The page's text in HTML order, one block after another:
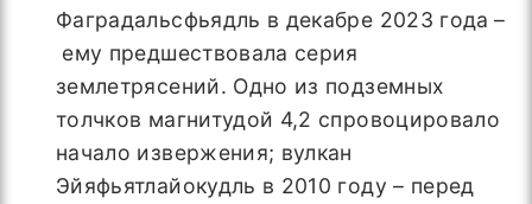
Фаградальсфьядль в декабре 2023 года –
ему предшествовала серия
землетрясений. Одно из подземных
толчков магнитудой 4,2 спровоцировало
начало извержения; вулкан
Эйяфьятлайокудль в 2010 году – перед